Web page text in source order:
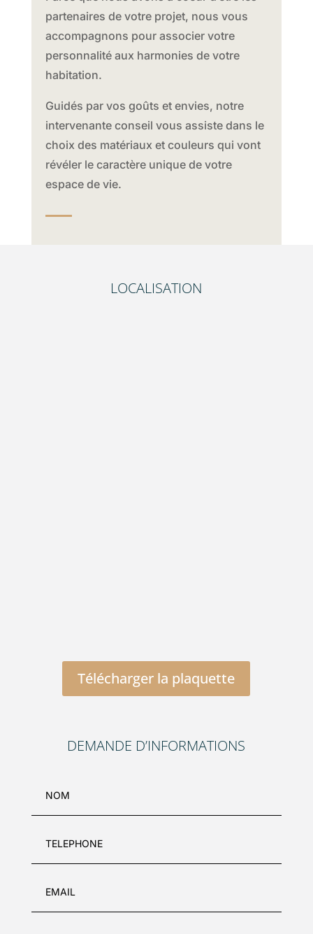
partenaires de votre projet, nous vous
accompagnons pour associer votre
personnalité aux harmonies de votre
habitation.
Guidés par vos goûts et envies, notre
intervenante conseil vous assiste dans le
choix des matériaux et couleurs qui vont
révéler le caractère unique de votre
espace de vie.
LOCALISATION
Télécharger la plaquette
DEMANDE D’INFORMATIONS